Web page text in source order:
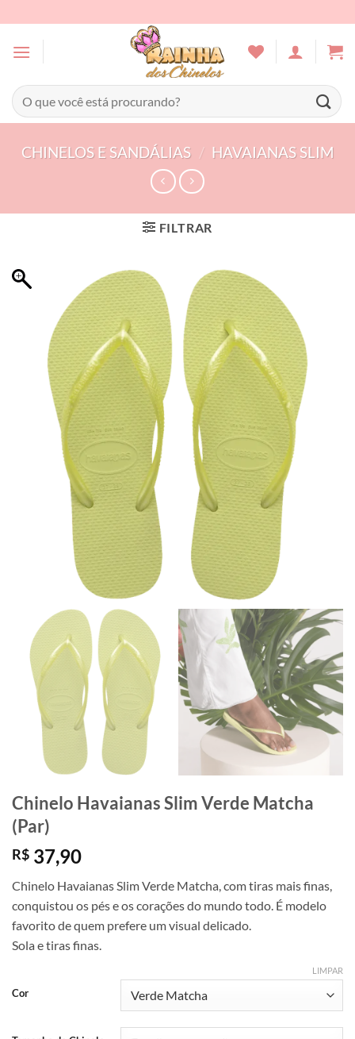
to
content
Pesquisar
por:
CHINELOS E SANDÁLIAS / HAVAIANAS SLIM
FILTRAR
Chinelo Havaianas Slim Verde Matcha
(Par)
R$ 37,90
Chinelo Havaianas Slim Verde Matcha, com tiras mais finas,
conquistou os pés e os corações do mundo todo. É modelo
favorito de quem prefere um visual delicado.
Sola e tiras finas.
Cor
LIMPAR